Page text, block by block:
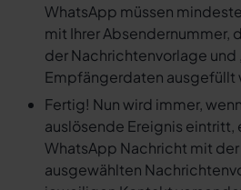
WhatsApp müssen
mit Ihrer Absendernummer,
der Nachrichtenvorlage und
Empfängerdaten ausgefüllt
Fertig! Nun wird immer,
auslösende Ereignis
WhatsApp Nachricht mit der
ausgewählten